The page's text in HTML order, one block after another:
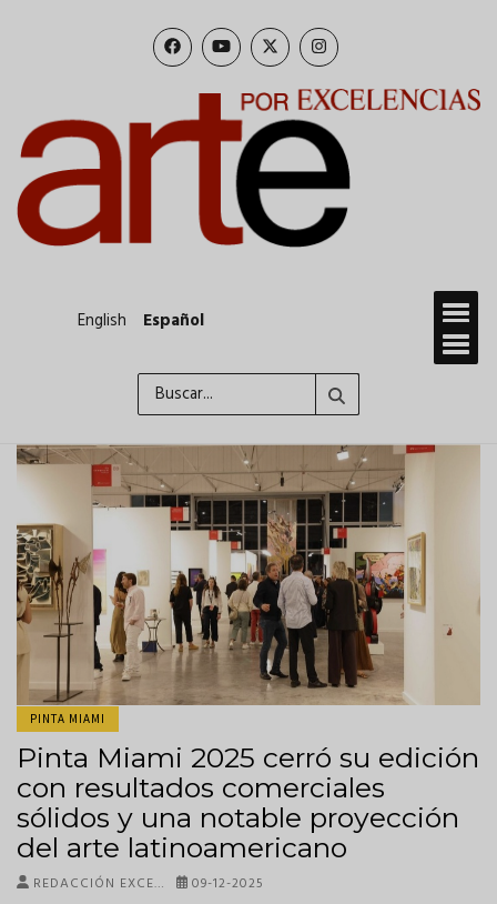
English Español
PINTA MIAMI
Pinta Miami 2025 cerró su edición
con resultados comerciales
sólidos y una notable proyección
del arte latinoamericano
REDACCIÓN EXCE… 09-12-2025